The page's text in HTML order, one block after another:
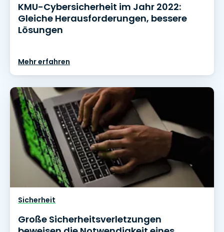
KMU-Cybersicherheit im Jahr 2022:
Gleiche Herausforderungen, bessere
Lösungen
Mehr erfahren
Sicherheit
Große Sicherheitsverletzungen